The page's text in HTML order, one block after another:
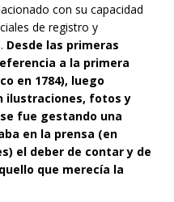
con su capacidad
de registro y
Desde las primeras
a la primera
en 1784), luego
ilustraciones, fotos y
fue gestando una
en la prensa (en
el deber de contar y de
que merecía la